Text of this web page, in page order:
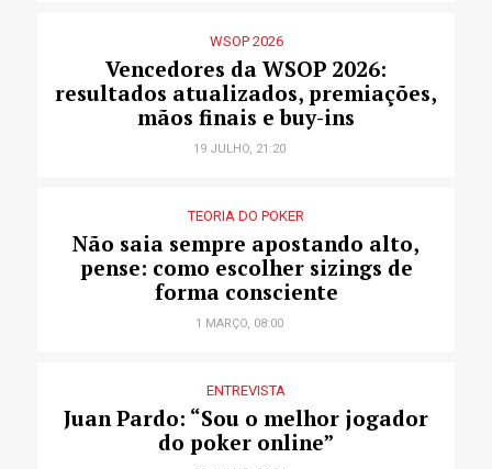
WSOP 2026
Vencedores da WSOP 2026:
resultados atualizados, premiações,
mãos finais e buy-ins
19 JULHO, 21:20
TEORIA DO POKER
Não saia sempre apostando alto,
pense: como escolher sizings de
forma consciente
1 MARÇO, 08:00
ENTREVISTA
Juan Pardo: “Sou o melhor jogador
do poker online”